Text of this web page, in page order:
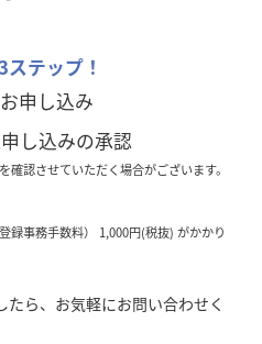
テップ！
申し込み
し込みの承認
認させていただく場合がございます。
録事務手数料） 1,000円(税抜) がかかり
ら、お気軽にお問い合わせく